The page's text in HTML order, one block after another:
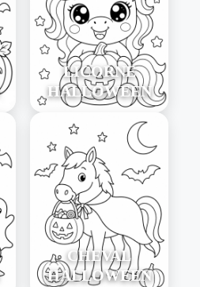
LICORNE
HALLOWEEN
CHEVAL
HALLOWEEN